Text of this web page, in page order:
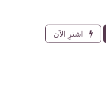
اشترِ الآن